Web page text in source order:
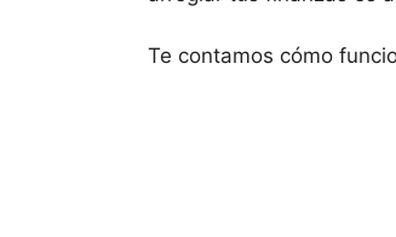
Te contamos cómo